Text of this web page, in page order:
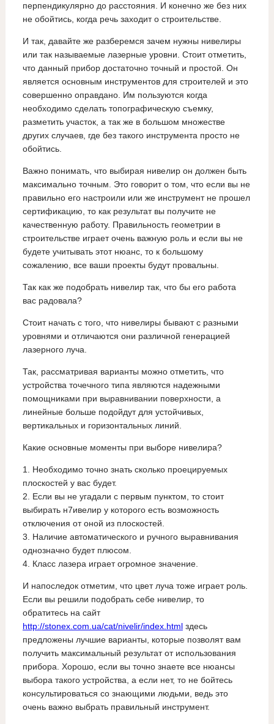
перпендикулярно до расстояния. И конечно же без них
не обойтись, когда речь заходит о строительстве.
И так, давайте же разберемся зачем нужны нивелиры
или так называемые лазерные уровни. Стоит отметить,
что данный прибор достаточно точный и простой. Он
является основным инструментов для строителей и это
совершенно оправдано. Им пользуются когда
необходимо сделать топографическую съемку,
разметить участок, а так же в большом множестве
других случаев, где без такого инструмента просто не
обойтись.
Важно понимать, что выбирая нивелир он должен быть
максимально точным. Это говорит о том, что если вы не
правильно его настроили или же инструмент не прошел
сертификацию, то как результат вы получите не
качественную работу. Правильность геометрии в
строительстве играет очень важную роль и если вы не
будете учитывать этот нюанс, то к большому
сожалению, все ваши проекты будут провальны.
Так как же подобрать нивелир так, что бы его работа
вас радовала?
Стоит начать с того, что нивелиры бывают с разными
уровнями и отличаются они различной генерацией
лазерного луча.
Так, рассматривая варианты можно отметить, что
устройства точечного типа являются надежными
помощниками при выравнивании поверхности, а
линейные больше подойдут для устойчивых,
вертикальных и горизонтальных линий.
Какие основные моменты при выборе нивелира?
1. Необходимо точно знать сколько проецируемых
плоскостей у вас будет.
2. Если вы не угадали с первым пунктом, то стоит
выбирать н7ивелир у которого есть возможность
отключения от оной из плоскостей.
3. Наличие автоматического и ручного выравнивания
однозначно будет плюсом.
4. Класс лазера играет огромное значение.
И напоследок отметим, что цвет луча тоже играет роль.
Если вы решили подобрать себе нивелир, то
обратитесь на сайт
http://stonex.com.ua/cat/nivelir/index.htmlздесь
предложены лучшие варианты, которые позволят вам
получить максимальный результат от использования
прибора. Хорошо, если вы точно знаете все нюансы
выбора такого устройства, а если нет, то не бойтесь
консультироваться со знающими людьми, ведь это
очень важно выбрать правильный инструмент.